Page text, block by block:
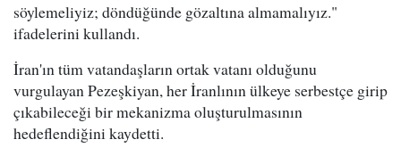
söylemeliyiz; döndüğünde gözaltına almamalıyız."
ifadelerini kullandı.
İran'ın tüm vatandaşların ortak vatanı olduğunu
vurgulayan Pezeşkiyan, her İranlının ülkeye serbestçe girip
çıkabileceği bir mekanizma oluşturulmasının
hedeflendiğini kaydetti.